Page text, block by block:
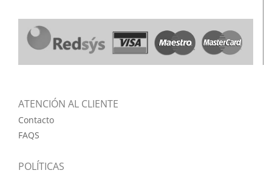
ATENCIÓN AL CLIENTE
Contacto
FAQS
POLÍTICAS